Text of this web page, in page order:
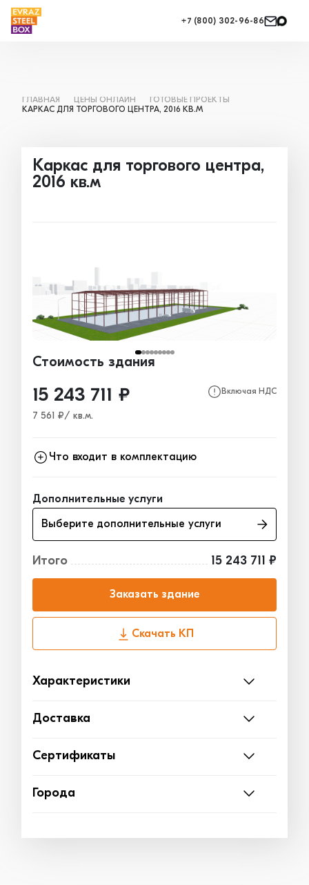
+7 (800) 302-96-86
ГЛАВНАЯ ЦЕНЫ ОНЛАЙН
ГОТОВЫЕ ПРОЕКТЫ
КАРКАС ДЛЯ ТОРГОВОГО ЦЕНТРА, 2016 КВ.М
Каркас для торгового центра,
2016 кв.м
Стоимость здания
15 243 711 ₽ Включая НДС
7 561 ₽/ кв.м.
Что входит в комплектацию
Ограждающие конструкции 0₽
Окна, двери, ворота 0₽
Дополнительные услуги
Выберите дополнительные услуги
Итого 15 243 711 ₽
Заказать здание
Скачать КП
Характеристики
Доставка
Сертификаты
Города